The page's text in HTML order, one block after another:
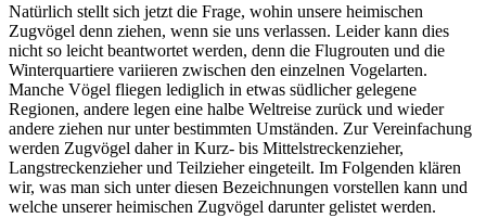
Natürlich stellt sich jetzt die Frage, wohin unsere heimischen
Zugvögel denn ziehen, wenn sie uns verlassen. Leider kann dies
nicht so leicht beantwortet werden, denn die Flugrouten und die
Winterquartiere variieren zwischen den einzelnen Vogelarten.
Manche Vögel fliegen lediglich in etwas südlicher gelegene
Regionen, andere legen eine halbe Weltreise zurück und wieder
andere ziehen nur unter bestimmten Umständen. Zur Vereinfachung
werden Zugvögel daher in Kurz- bis Mittelstreckenzieher,
Langstreckenzieher und Teilzieher eingeteilt. Im Folgenden klären
wir, was man sich unter diesen Bezeichnungen vorstellen kann und
welche unserer heimischen Zugvögel darunter gelistet werden.